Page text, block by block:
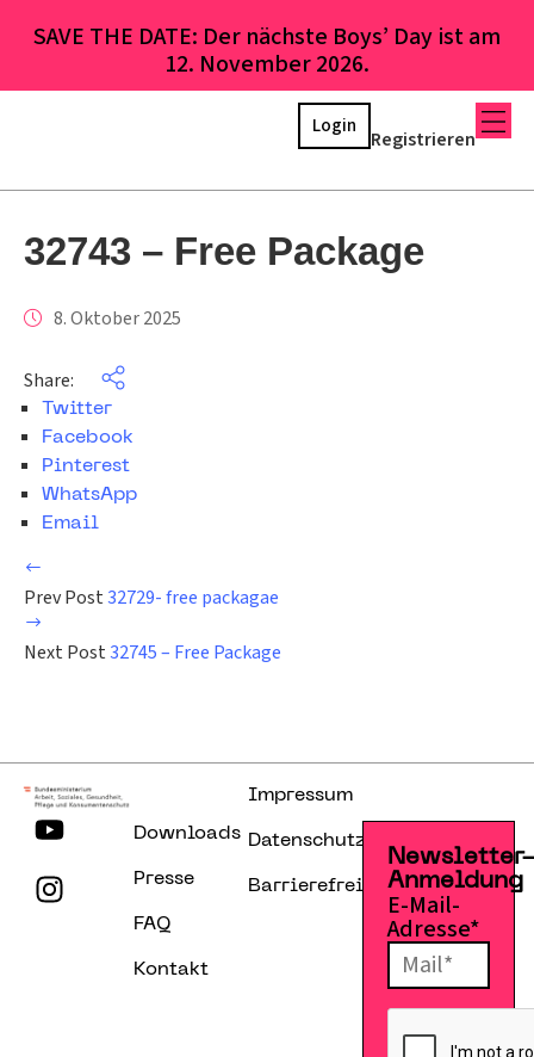
SAVE THE DATE: Der nächste Boys’ Day ist am
12. November 2026.
Registrieren
Login
32743 – Free Package
8. Oktober 2025
Share:
Twitter
Facebook
Pinterest
WhatsApp
Email
Prev Post32729- free packagae
Next Post32745 – Free Package
Downloads
Presse
FAQ
Kontakt
Impressum
Datenschutzerklärung
Barrierefreiheitserklärung
Anmeldung
E-Mail-
Adresse*